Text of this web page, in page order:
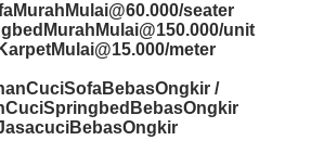
seater
unit
meter
/